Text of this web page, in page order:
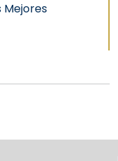
Mejores